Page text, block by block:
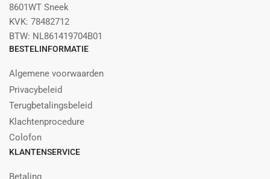
8601WT Sneek
KVK: 78482712
BTW: NL861419704B01
BESTELINFORMATIE
Algemene voorwaarden
Privacybeleid
Terugbetalingsbeleid
Klachtenprocedure
Colofon
KLANTENSERVICE
Betaling